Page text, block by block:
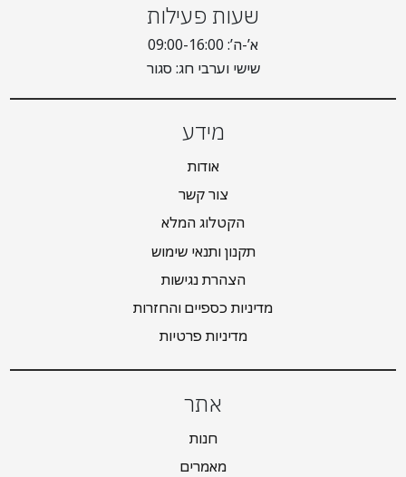
שעות פעילות
א’-ה’: 09:00-16:00
שישי וערבי חג: סגור
מידע
אודות
צור קשר
הקטלוג המלא
תקנון ותנאי שימוש
הצהרת נגישות
מדיניות כספיים והחזרות
מדיניות פרטיות
אתר
חנות
מאמרים